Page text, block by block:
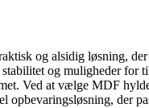
og alsidig løsning,
og muligheder for
Ved at vælge MDF
opbevaringsløsning, der